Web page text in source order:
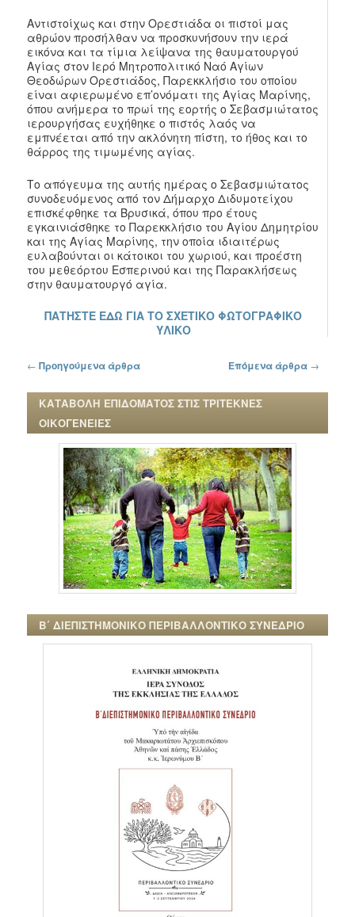
Αντιστοίχως και στην Ορεστιάδα οι πιστοί μας
αθρώον προσήλθαν να προσκυνήσουν την ιερά
εικόνα και τα τίμια λείψανα της θαυματουργού
Αγίας στον Ιερό Μητροπολιτικό Ναό Αγίων
Θεοδώρων Ορεστιάδος, Παρεκκλήσιο του οποίου
είναι αφιερωμένο επ’ονόματι της Αγίας Μαρίνης,
όπου ανήμερα το πρωί της εορτής ο Σεβασμιώτατος
ιερουργήσας ευχήθηκε ο πιστός λαός να
εμπνέεται από την ακλόνητη πίστη, το ήθος και το
θάρρος της τιμωμένης αγίας.
Το απόγευμα της αυτής ημέρας ο Σεβασμιώτατος
συνοδευόμενος από τον Δήμαρχο Διδυμοτείχου
επισκέφθηκε τα Βρυσικά, όπου προ έτους
εγκαινιάσθηκε το Παρεκκλήσιο του Αγίου Δημητρίου
και της Αγίας Μαρίνης, την οποία ιδιαιτέρως
ευλαβούνται οι κάτοικοι του χωριού, και προέστη
του μεθεόρτου Εσπερινού και της Παρακλήσεως
στην θαυματουργό αγία.
ΠΑΤΗΣΤΕ ΕΔΩ ΓΙΑ ΤΟ ΣΧΕΤΙΚΟ ΦΩΤΟΓΡΑΦΙΚΟ
ΥΛΙΚΟ
Πλοήγηση στα άρθρα
← Προηγούμενα άρθρα Επόμενα άρθρα →
ΚΑΤΑΒΟΛΗ ΕΠΙΔΟΜΑΤΟΣ ΣΤΙΣ ΤΡΙΤΕΚΝΕΣ
ΟΙΚΟΓΕΝΕΙΕΣ
Β΄ ΔΙΕΠΙΣΤΗΜΟΝΙΚΟ ΠΕΡΙΒΑΛΛΟΝΤΙΚΟ ΣΥΝΕΔΡΙΟ